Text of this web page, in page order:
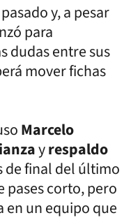
y, a pesar
para
dudas entre sus
mover fichas
Marcelo
yrespaldo
de final del último
pases corto, pero
en un equipo que